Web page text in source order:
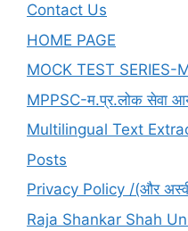
PAPER-
1-
Q.21to25
Contact Us
HOME PAGE
MOCK TEST SERIES-
MPPSC-म.प्र.लोक सेवा
Multilingual Text
Posts
Privacy Policy /(और
Raja Shankar Shah